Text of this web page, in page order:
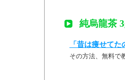
純烏龍茶
「昔は痩せて
その方法、無料で